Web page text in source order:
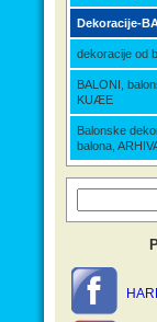
Dekoracije-
dekoracije od
BALONI,
KUÆE
Balonske
balona,